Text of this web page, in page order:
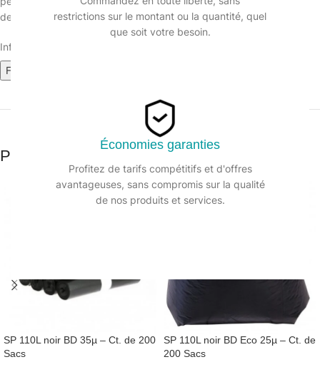
restrictions sur le montant ou la quantité, quel
que soit votre besoin.
Économies garanties
Profitez de tarifs compétitifs et d'offres
avantageuses, sans compromis sur la qualité
de nos produits et services.
destiné à la collecte de déchets.
Informations sur le produit :
Fiche technique
Produits similaires
SP 110L noir BD 35µ – Ct. de 200
Sacs
SP 110L noir BD Eco 25µ – Ct. de
200 Sacs